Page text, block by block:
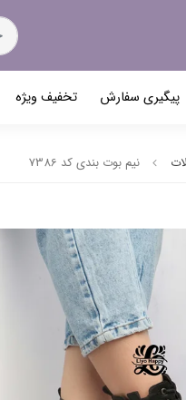
پیگیری سفارش تخفیف ویژه
نیم بوت بندی کد 7386